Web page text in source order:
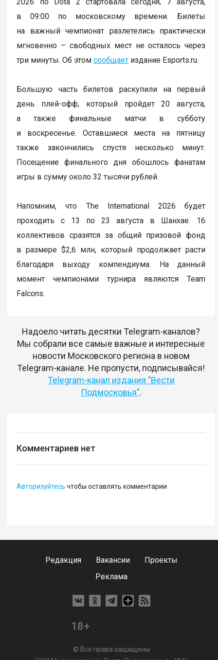
в 09:00 по московскому времени. Билеты
на важный чемпионат разлетелись практически
мгновенно – свободных мест не осталось через
три минуты. Об этомсообщает издание Esports.ru.
Большую часть билетов раскупили на первый
день плей-офф, который пройдет 20 августа,
а также финальные матчи в субботу
и воскресенье. Оставшиеся места на пятницу
также закончились спустя несколько минут.
Посещение финального дня обошлось фанатам
игры в сумму около 32 тысячи рублей.
Напомним, что The International 2026 будет
проходить с 13 по 23 августа в Шанхае. 16
коллективов сразятся за общий призовой фонд
в размере $2,6 млн, который продолжает расти
благодаря выходу компендиума. На данный
момент чемпионами турнира являются Team
Falcons.
Надоело читать десятки Telegram-каналов?
Мы собрали все самые важные и интересные
новости Московского региона в новом
Telegram-канале. Не пропусти, подписывайся!
Telegram-канал издания "Вести
Подмосковья".
Комментариев нет
Авторизуйтесь чтобы оставлять комментарии
Редакция Вакансии
Проекты
Реклама
18+
© Все права защищены